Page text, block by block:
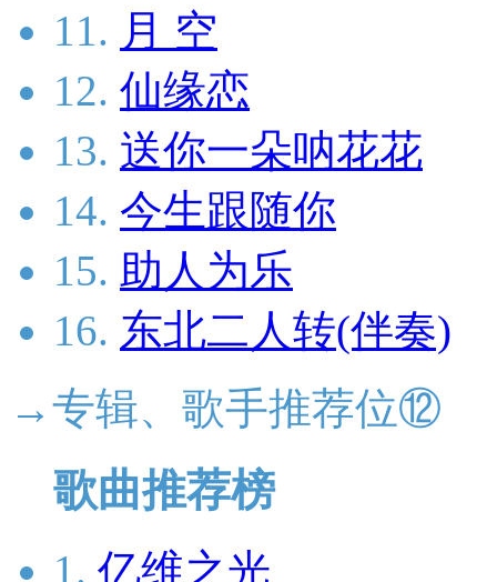
11. 月 空
12. 仙缘恋
13. 送你一朵呐花花
14. 今生跟随你
15. 助人为乐
16. 东北二人转(伴奏)
→专辑、歌手推荐位⑫
歌曲推荐榜
1. 亿维之光